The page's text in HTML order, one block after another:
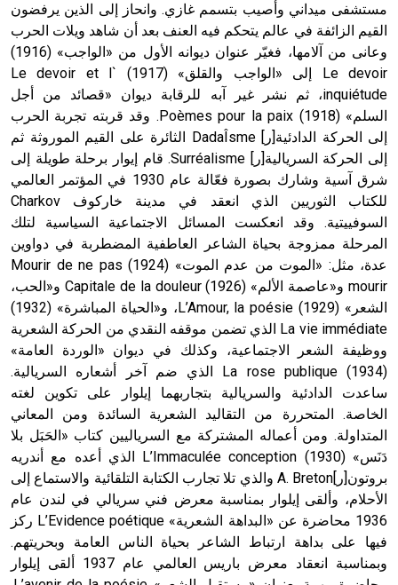
مستشفى ميداني وأصيب بتسمم غازي. وانحاز إلى الذين يرفضون
القيم الزائفة في عالم يتحكم فيه العنف بعد أن شاهد ويلات الحرب
وعانى من آلامها، فغيّر عنوان ديوانه الأول من «الواجب» (1916)
Le devoir إلى «الواجب والقلق» (1917) Le devoir et l`
inquiétude، ثم نشر غير آبه للرقابة ديوان «قصائد من أجل
السلم» (1918) Poèmes pour la paix. وقد قربته تجربة الحرب
إلى الحركة الدادئية[ر] DadaÎsme الثائرة على القيم الموروثة ثم
إلى الحركة السريالية[ر] Surréalisme. قام إيوار برحلة طويلة إلى
شرق آسية وشارك بصورة فعّالة عام 1930 في المؤتمر العالمي
للكتاب الثوريين الذي انعقد في مدينة خاركوف Charkov
السوفييتية. وقد انعكست المسائل الاجتماعية السياسية لتلك
المرحلة ممزوجة بحياة الشاعر العاطفية المضطربة في دواوين
عدة، مثل: «الموت من عدم الموت» (1924) Mourir de ne pas
mourir و«عاصمة الألم» (1926) Capitale de la douleur و«الحب،
الشعر» (1929) L’Amour, la poésie، و«الحياة المباشرة» (1932)
La vie immédiate الذي تضمن موقفه النقدي من الحركة الشعرية
ووظيفة الشعر الاجتماعية، وكذلك في ديوان «الوردة العامة»
(1934) La rose publique الذي ضم آخر أشعاره السريالية.
ساعدت الدادئية والسريالية بتجاربهما إيلوار على تكوين لغته
الخاصة. المتحررة من التقاليد الشعرية السائدة ومن المعاني
المتداولة. ومن أعماله المشتركة مع السرياليين كتاب «الحَبَل بلا
دَنَس» (1930) L’Immaculée conception الذي أعده مع أندريه
بروتون[ر]A. Breton والذي تلا تجارب الكتابة التلقائية والاستماع إلى
الأحلام، وألقى إيلوار بمناسبة معرض فني سريالي في لندن عام
1936 محاضرة عن «البداهة الشعرية» L’Evidence poétique ركز
فيها على بداهة ارتباط الشاعر بحياة الناس العامة وبحريتهم.
وبمناسبة انعقاد معرض باريس العالمي عام 1937 ألقى إيلوار